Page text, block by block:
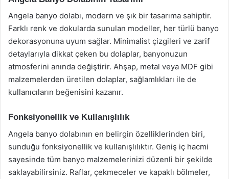
Angela banyo dolabı, modern ve şık bir tasarıma sahiptir.
Farklı renk ve dokularda sunulan modeller, her türlü banyo
dekorasyonuna uyum sağlar. Minimalist çizgileri ve zarif
detaylarıyla dikkat çeken bu dolaplar, banyonuzun
atmosferini anında değiştirir. Ahşap, metal veya MDF gibi
malzemelerden üretilen dolaplar, sağlamlıkları ile de
kullanıcıların beğenisini kazanır.
Fonksiyonellik ve Kullanışlılık
Angela banyo dolabının en belirgin özelliklerinden biri,
sunduğu fonksiyonellik ve kullanışlılıktır. Geniş iç hacmi
sayesinde tüm banyo malzemelerinizi düzenli bir şekilde
saklayabilirsiniz. Raflar, çekmeceler ve kapaklı bölmeler,